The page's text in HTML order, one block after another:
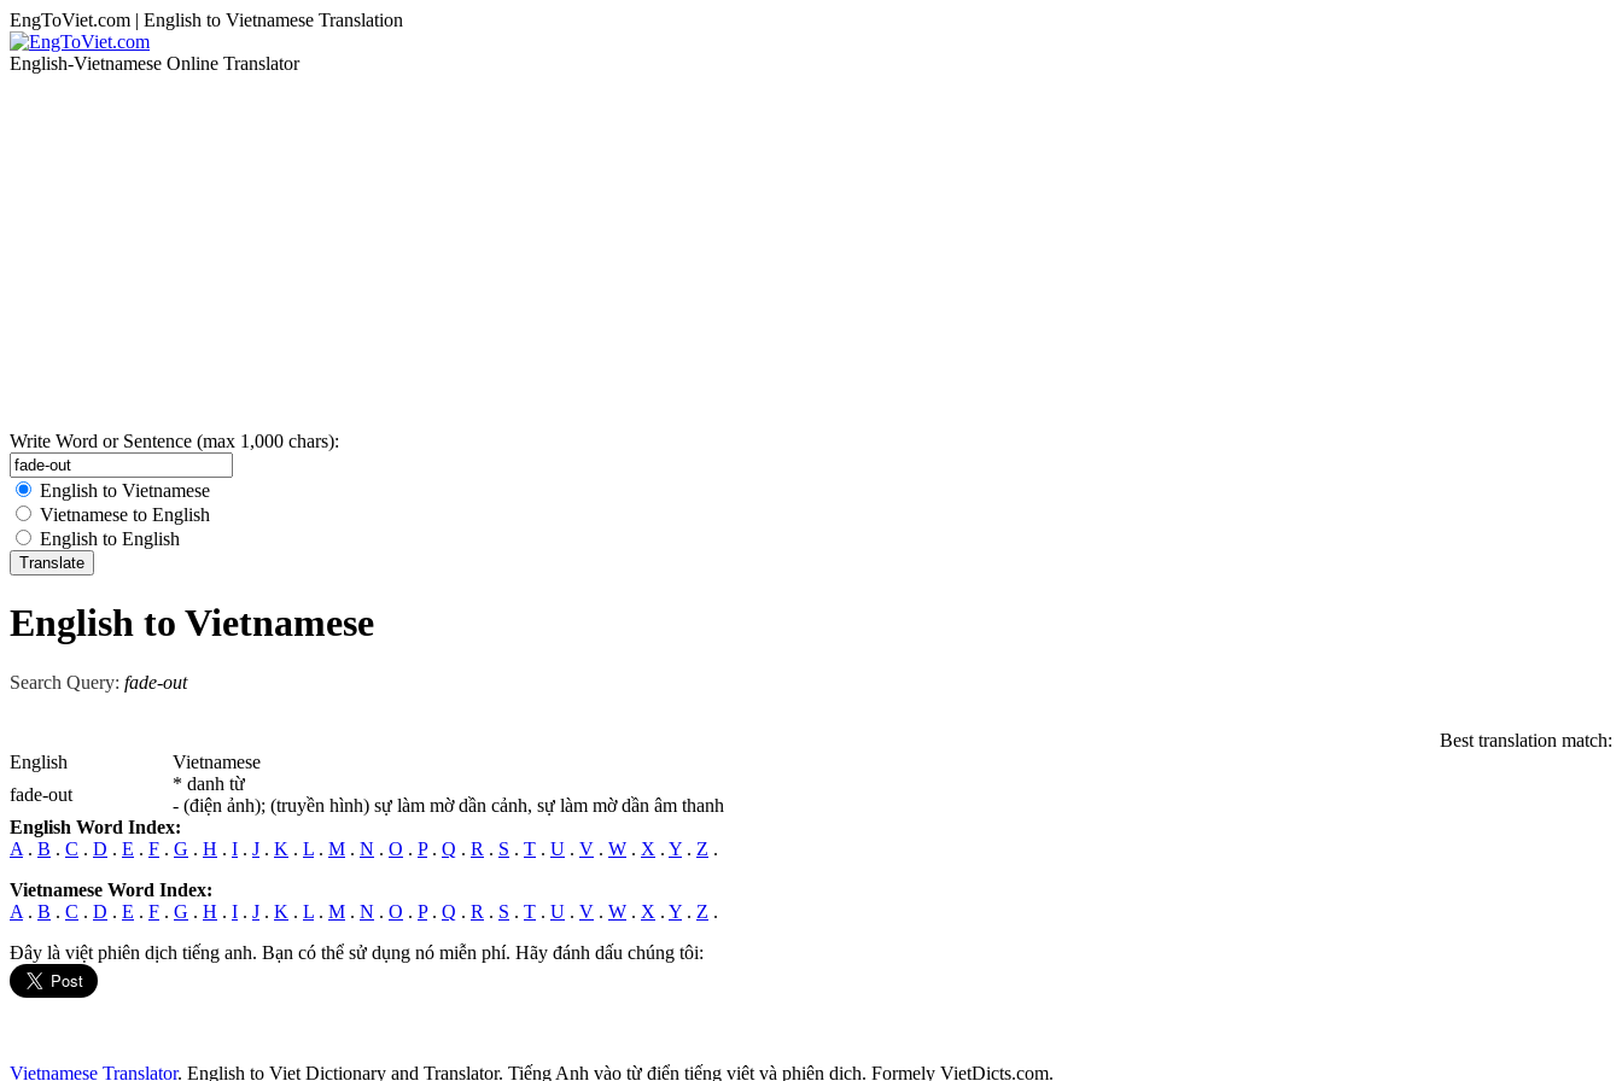
EngToViet.com | English to Vietnamese Translation
English-Vietnamese Online Translator
Write Word or Sentence (max 1,000 chars):
English to Vietnamese
Vietnamese to English
English to English
English to Vietnamese
Search Query: fade-out
Best translation match:
English
Vietnamese
fade-out
* danh từ
- (điện ảnh); (truyền hình) sự làm mờ dần cảnh, sự làm mờ dần âm thanh
English Word Index:
A . B . C . D . E . F . G . H . I . J . K . L . M . N . O . P. Q . R . S . T . U . V . W . X . Y . Z .
Vietnamese Word Index:
A . B . C . D . E . F . G . H . I . J . K . L . M . N . O . P. Q . R . S . T . U . V . W . X . Y . Z .
Đây là việt phiên dịch tiếng anh. Bạn có thể sử dụng nó miễn phí. Hãy đánh dấu chúng tôi:
Vietnamese Translator. English to Viet Dictionary and Translator. Tiếng Anh vào từ điển tiếng việt và phiên dịch. Formely VietDicts.com.